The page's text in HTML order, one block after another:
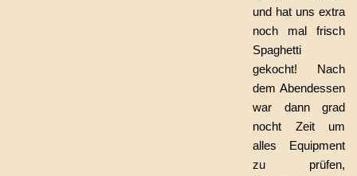
und hat uns extra
noch mal frisch
Spaghetti
gekocht! Nach
dem Abendessen
war dann grad
nocht Zeit um
alles Equipment
zu prüfen,